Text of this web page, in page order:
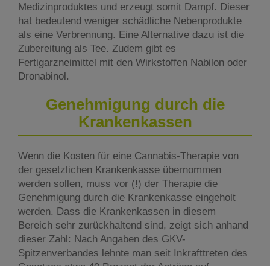
Medizinproduktes und erzeugt somit Dampf. Dieser
hat bedeutend weniger schädliche Nebenprodukte
als eine Verbrennung. Eine Alternative dazu ist die
Zubereitung als Tee. Zudem gibt es
Fertigarzneimittel mit den Wirkstoffen Nabilon oder
Dronabinol.
Genehmigung durch die
Krankenkassen
Wenn die Kosten für eine Cannabis-Therapie von
der gesetzlichen Krankenkasse übernommen
werden sollen, muss vor (!) der Therapie die
Genehmigung durch die Krankenkasse eingeholt
werden. Dass die Krankenkassen in diesem
Bereich sehr zurückhaltend sind, zeigt sich anhand
dieser Zahl: Nach Angaben des GKV-
Spitzenverbandes lehnte man seit Inkrafttreten des